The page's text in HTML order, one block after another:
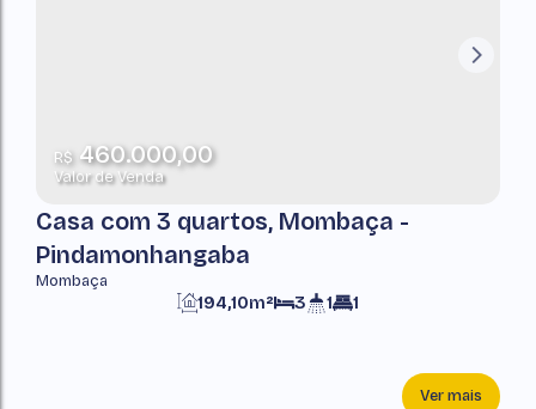
R$460.000,00
Valor de Venda
Casa com 3 quartos, Mombaça -
Pindamonhangaba
Mombaça
3 1
194,10m² 1
Ver mais